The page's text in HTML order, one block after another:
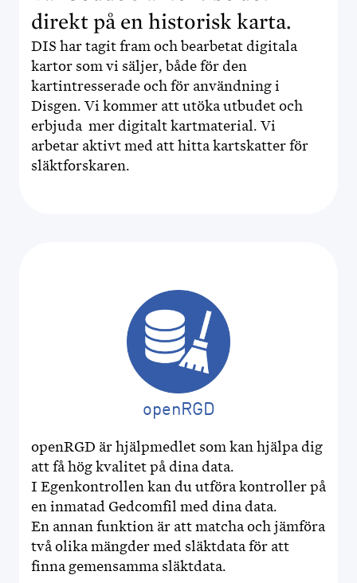
MINISITE IN ENGLISH
DISBYT
DISGEN HANDLEDNING
DIS FORUM
DIS WEBBSHOP
OPENRGD
direkt på en historisk karta.
DIS har tagit fram och bearbetat digitala
kartor som vi säljer, både för den
kartintresserade och för användning i
Disgen. Vi kommer att utöka utbudet och
erbjuda mer digitalt kartmaterial. Vi
arbetar aktivt med att hitta kartskatter för
släktforskaren.
openRGD
openRGD är hjälpmedlet som kan hjälpa dig
att få hög kvalitet på dina data.
I Egenkontrollen kan du utföra kontroller på
en inmatad Gedcomfil med dina data.
En annan funktion är att matcha och jämföra
två olika mängder med släktdata för att
finna gemensamma släktdata.